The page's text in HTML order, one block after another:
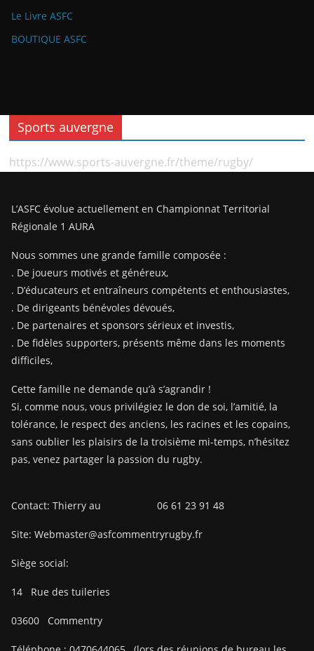
Le Livre ASFC
BOUTIQUE ASFC
Sports auvergne
https://www.sports-auvergne.fr/theme/rugby/
L’ASFC évolue actuellement en Championnat Territorial
Régionale 1 AURA
Nous sommes une grande famille composée :
. De joueurs motivés et généreux,
. D’éducateurs et entraîneurs compétents et enthousiastes,
. De dirigeants bénévoles dévoués,
. De partenaires et sponsors sérieux et investis,
. De fidèles supporters, présents même dans les moments
difficiles,
Cette famille ne demande qu’à s’agrandir !
Si, comme nous, vous privilégiez le don de soi, l’amitié, la
tolérance, le respect des anciens, les racines et les copains,
sans oublier les plaisirs de la troisième mi-temps, n’hésitez
pas, venez partager la passion du rugby.
Contact: Thierry au 06 61 23 91 48
Site: Webmaster@asfcommentryrugby.fr
Siège social:
14 Rue des tuileries
03600 Commentry